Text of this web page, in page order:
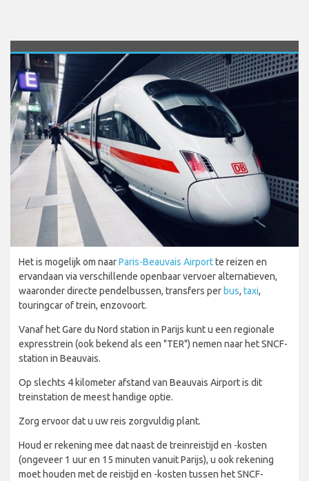
Het is mogelijk om naarParis-Beauvais Airportte reizen en
ervandaan via verschillende openbaar vervoer alternatieven,
waaronder directe pendelbussen, transfers per bus, taxi,
touringcar of trein, enzovoort.
Vanaf het Gare du Nord station in Parijs kunt u een regionale
expresstrein (ook bekend als een "TER") nemen naar het SNCF-
station in Beauvais.
Op slechts 4 kilometer afstand van Beauvais Airport is dit
treinstation de meest handige optie.
Zorg ervoor dat u uw reis zorgvuldig plant.
Houd er rekening mee dat naast de treinreistijd en -kosten
(ongeveer 1 uur en 15 minuten vanuit Parijs), u ook rekening
moet houden met de reistijd en -kosten tussen het SNCF-